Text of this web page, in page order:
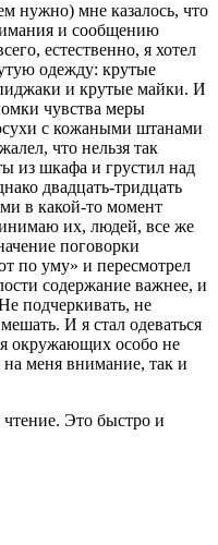
нужно) мне казалось, что
и сообщению
естественно, я хотел
одежду: крутые
и крутые майки. И
чувства меры
с кожаными штанами
что нельзя так
из шкафа и грустил над
двадцать-тридцать
в какой-то момент
их, людей, все же
поговорки
по уму» и пересмотрел
содержание важнее, и
подчеркивать, не
И я стал одеваться
окружающих особо не
меня внимание, так и
Это быстро и